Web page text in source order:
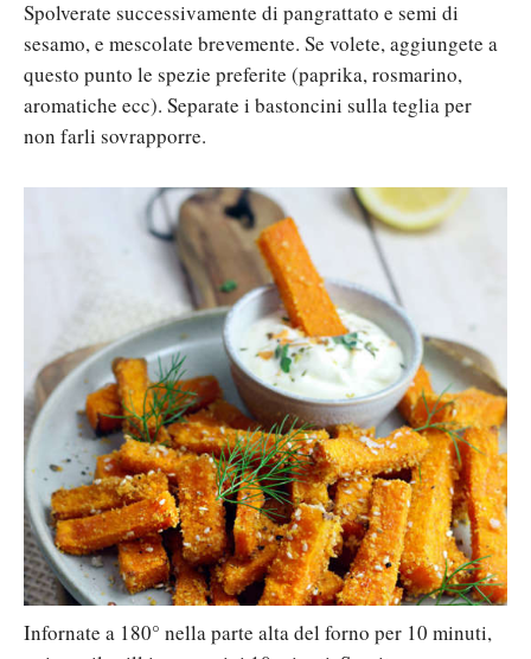
Spolverate successivamente di pangrattato e semi di
sesamo, e mescolate brevemente. Se volete, aggiungete a
questo punto le spezie preferite (paprika, rosmarino,
aromatiche ecc). Separate i bastoncini sulla teglia per
non farli sovrapporre.
Infornate a 180° nella parte alta del forno per 10 minuti,